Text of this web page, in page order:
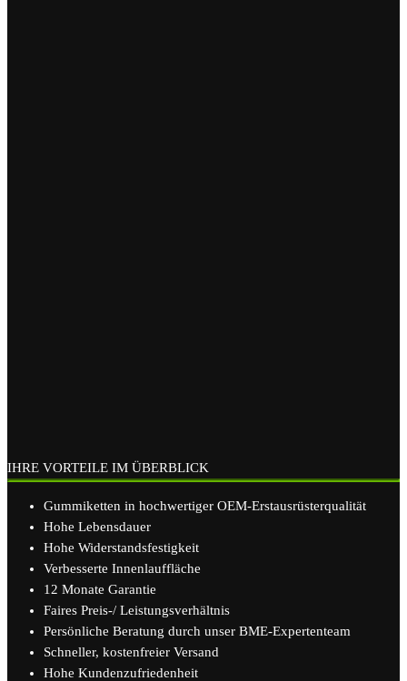
IHRE VORTEILE IM ÜBERBLICK
Gummiketten in hochwertiger OEM-Erstausrüsterqualität
Hohe Lebensdauer
Hohe Widerstandsfestigkeit
Verbesserte Innenlauffläche
12 Monate Garantie
Faires Preis-/ Leistungsverhältnis
Persönliche Beratung durch unser BME-Expertenteam
Schneller, kostenfreier Versand
Hohe Kundenzufriedenheit